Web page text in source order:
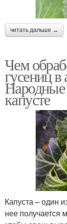
читать дальше →
Чем
гусениц в
Народные
капусте
Капуста – один
нее получается